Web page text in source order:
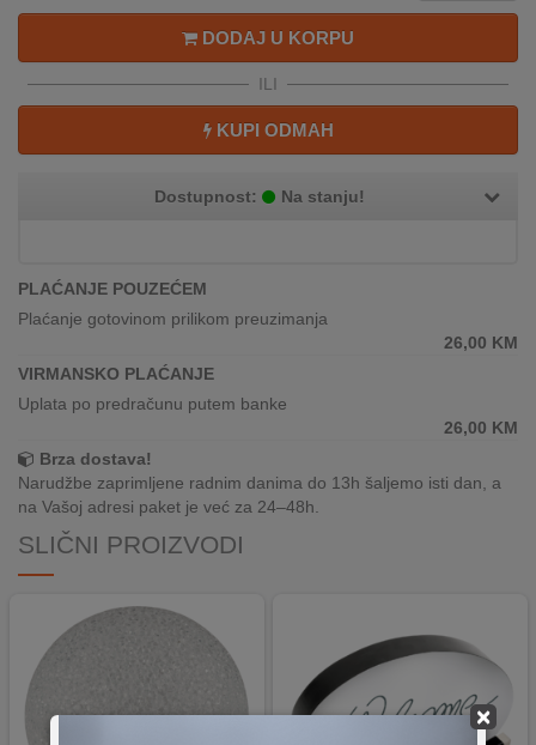
PONUDI
KONTAKT
O
KATALOZI
KAKO
KUPITI?
KUPOVINA
IZ
INOSTRANSTVA
OZNAKE
ENERGETSKE
UČINKOVITOSTI
DIGITALIS
×
DODAJ U KORPU
ILI
KUPI ODMAH
Dostupnost: Na stanju!
PLAĆANJE POUZEĆEM
Plaćanje gotovinom prilikom preuzimanja
26,00 KM
VIRMANSKO PLAĆANJE
Uplata po predračunu putem banke
26,00 KM
Brza dostava!
Narudžbe zaprimljene radnim danima do 13h šaljemo isti dan, a
na Vašoj adresi paket je već za 24–48h.
SLIČNI PROIZVODI